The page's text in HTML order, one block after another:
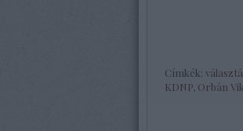
Címkék:
KDNP Orbán